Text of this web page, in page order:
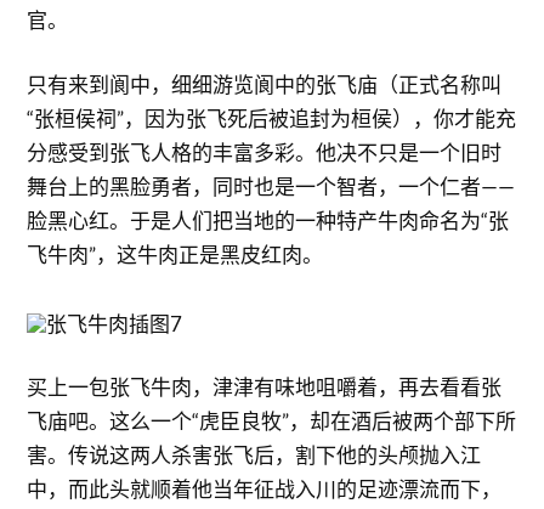
官。
只有来到阆中，细细游览阆中的张飞庙（正式名称叫
“张桓侯祠”，因为张飞死后被追封为桓侯），你才能充
分感受到张飞人格的丰富多彩。他决不只是一个旧时
舞台上的黑脸勇者，同时也是一个智者，一个仁者——
脸黑心红。于是人们把当地的一种特产牛肉命名为“张
飞牛肉”，这牛肉正是黑皮红肉。
买上一包张飞牛肉，津津有味地咀嚼着，再去看看张
飞庙吧。这么一个“虎臣良牧”，却在酒后被两个部下所
害。传说这两人杀害张飞后，割下他的头颅抛入江
中，而此头就顺着他当年征战入川的足迹漂流而下，